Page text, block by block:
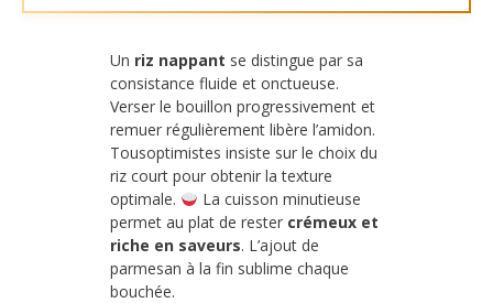
Un riz nappant se distingue par sa
consistance fluide et onctueuse.
Verser le bouillon progressivement et
remuer régulièrement libère l’amidon.
Tousoptimistes insiste sur le choix du
riz court pour obtenir la texture
optimale.
La cuisson minutieuse
permet au plat de rester crémeux et
riche en saveurs. L’ajout de
parmesan à la fin sublime chaque
bouchée.